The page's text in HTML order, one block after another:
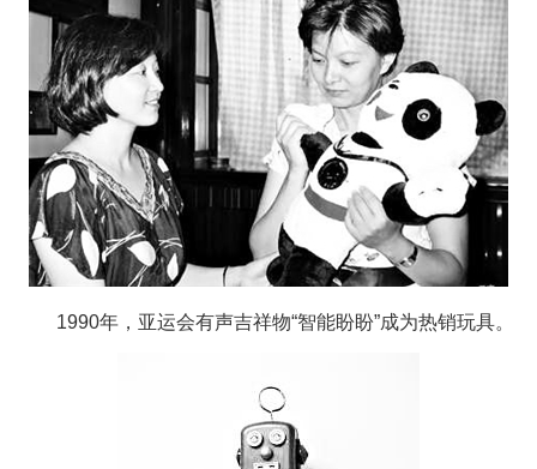
1990年，亚运会有声吉祥物“智能盼盼”成为热销玩具。